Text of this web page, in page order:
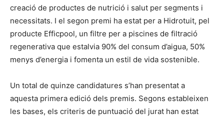
creació de productes de nutrició i salut per segments i
necessitats. I el segon premi ha estat per a Hidrotuit, pel
producte Efficpool, un filtre per a piscines de filtració
regenerativa que estalvia 90% del consum d’aigua, 50%
menys d’energia i fomenta un estil de vida sostenible.
Un total de quinze candidatures s’han presentat a
aquesta primera edició dels premis. Segons estableixen
les bases, els criteris de puntuació del jurat han estat